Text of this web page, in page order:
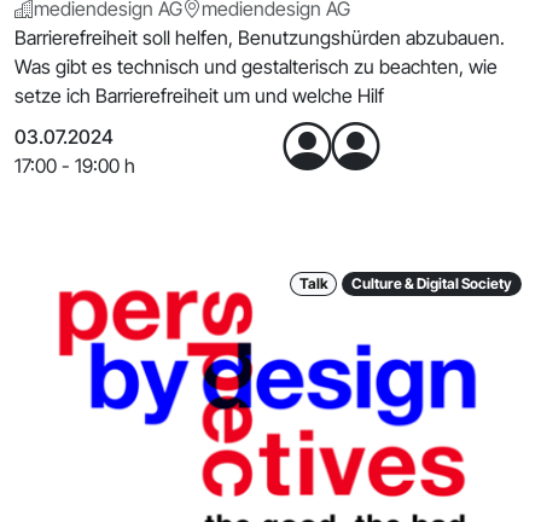
mediendesign AG
mediendesign AG
Barrierefreiheit soll helfen, Benutzungshürden abzubauen.
Was gibt es technisch und gestalterisch zu beachten, wie
setze ich Barrierefreiheit um und welche Hilf
03.07.2024
17:00 - 19:00 h
Talk Culture & Digital Society